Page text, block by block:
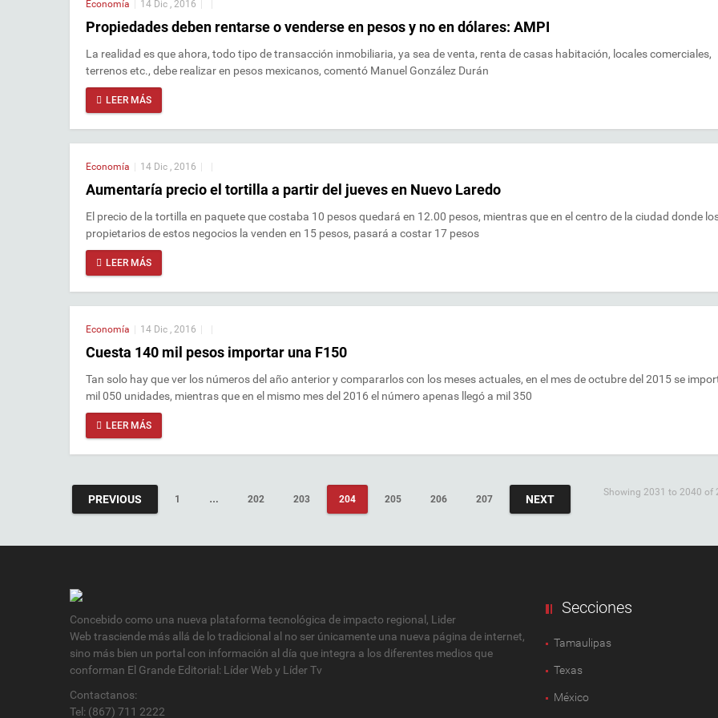
Economía 14 Dic , 2016
Propiedades deben rentarse o venderse en pesos y no en dólares: AMPI
La realidad es que ahora, todo tipo de transacción inmobiliaria, ya sea de venta, renta de casas habitación, locales comerciales,
terrenos etc., debe realizar en pesos mexicanos, comentó Manuel González Durán
LEER MÁS
Economía 14 Dic , 2016
Aumentaría precio el tortilla a partir del jueves en Nuevo Laredo
El precio de la tortilla en paquete que costaba 10 pesos quedará en 12.00 pesos, mientras que en el centro de la ciudad donde
propietarios de estos negocios la venden en 15 pesos, pasará a costar 17 pesos
LEER MÁS
Economía 14 Dic , 2016
Cuesta 140 mil pesos importar una F150
Tan solo hay que ver los números del año anterior y compararlos con los meses actuales, en el mes de octubre del 2015 se
mil 050 unidades, mientras que en el mismo mes del 2016 el número apenas llegó a mil 350
LEER MÁS
PREVIOUS 1 … 202 203 204 205 206 207 NEXT
Showing 2031 to 2040 of
Concebido como una nueva plataforma tecnológica de impacto regional, Lider
Web trasciende más allá de lo tradicional al no ser únicamente una nueva página de internet,
sino más bien un portal con información al día que integra a los diferentes medios que
conforman El Grande Editorial: Líder Web y Líder Tv
Contactanos:
Tel: (867) 711 2222
Secciones
Tamaulipas
Texas
México